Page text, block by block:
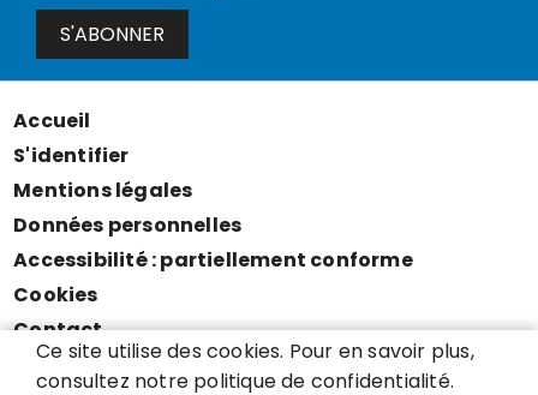
S'ABONNER
Menu
Pied
de
page
Accueil
S'identifier
Mentions légales
Données personnelles
Accessibilité : partiellement conforme
Cookies
Contact
Presse
Ce site utilise des cookies. Pour en savoir plus,
consultez notre politique de confidentialité.